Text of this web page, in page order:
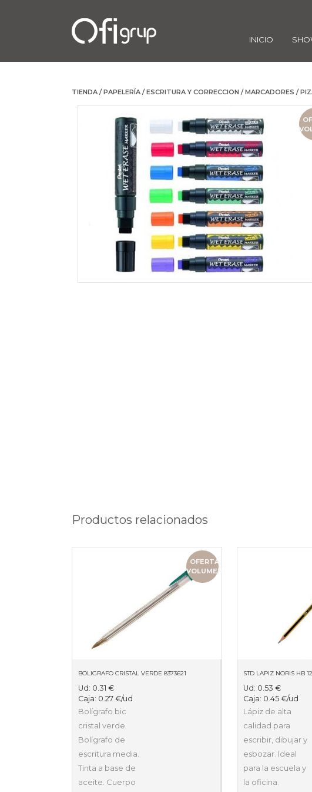
INICIO
TIENDA /PAPELERÍA /ESCRITURA Y CORRECCION /MARCADORES /
Productos relacionados
OFERTA
VOLUMEN
BOLIGRAFO CRISTAL VERDE 8373621
Ud: 0.31 €
Caja: 0.27 €/ud
Bolígrafo bic
cristal verde.
Bolígrafo de
escritura media.
Tinta a base de
aceite. Cuerpo
STD LAPIZ NORIS HB
Ud: 0.53€
Caja: 0.45€/ud
Lápiz de alta
calidad para
escribir, dibujar y
esbozar. Ideal
para la escuela y
la oficina.